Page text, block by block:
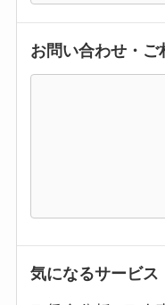
お問い合わせ・ご
気になるサービス